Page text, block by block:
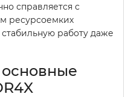
справляется с
ресурсоемких
работу даже